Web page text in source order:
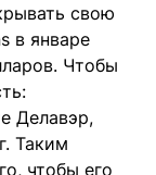
свою
в январе
Чтобы
Делавэр,
Таким
чтобы его